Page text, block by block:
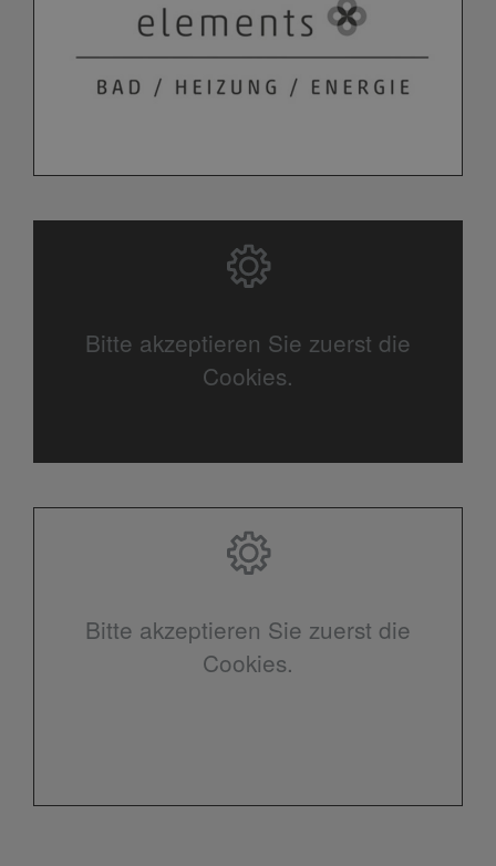
Bitte akzeptieren Sie zuerst die
Cookies.
Bitte akzeptieren Sie zuerst die
Cookies.